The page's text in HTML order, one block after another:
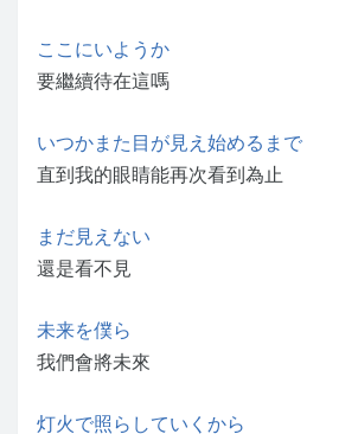
ここにいようか
要繼續待在這嗎
いつかまた目が見え始めるまで
直到我的眼睛能再次看到為止
まだ見えない
還是看不見
未来を僕ら
我們會將未來
灯火で照らしていくから